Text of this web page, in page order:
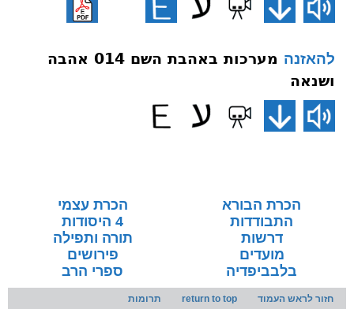
להאזנה
מערכות באהבת השם 014 אהבה
ושנאה
הכרת הבורא
הכרת עצמי
התבודדות
4 היסודות
דרשות
תורה ותפילה
מועדים
פירושים
בלבביפדיה
ספרי הרב
חזור לראש העמוד return to top תרומות